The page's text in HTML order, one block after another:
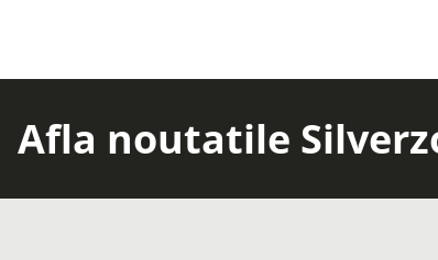
Afla noutatile